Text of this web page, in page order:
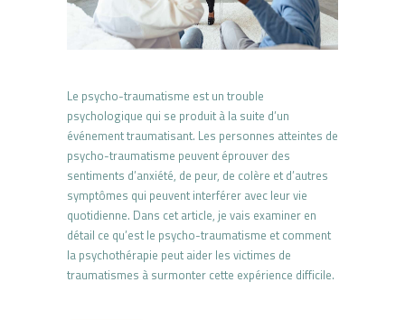
Le psycho-traumatisme est un trouble
psychologique qui se produit à la suite d’un
événement traumatisant. Les personnes atteintes de
psycho-traumatisme peuvent éprouver des
sentiments d’anxiété, de peur, de colère et d’autres
symptômes qui peuvent interférer avec leur vie
quotidienne. Dans cet article, je vais examiner en
détail ce qu’est le psycho-traumatisme et comment
la psychothérapie peut aider les victimes de
traumatismes à surmonter cette expérience difficile.